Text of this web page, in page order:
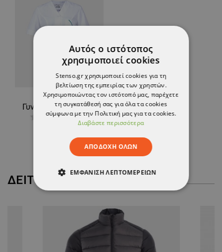
Γυναικεία Ιατρική Μπλούζα άσπρο M11
ΔΕΊΤΕ ΠΕΡΙΣΣΌΤΕΡΑ
Αυτός ο ιστότοπος
χρησιμοποιεί cookies
Stenso.gr χρησιμοποιεί cookies για τη
βελτίωση της εμπειρίας των χρηστών.
Χρησιμοποιώντας τον ιστότοπό μας, παρέχετε
τη συγκατάθεσή σας για όλα τα cookies
σύμφωνα με την Πολιτική μας για τα cookies.
Διαβάστε περισσότερα
ΑΠΟΔΟΧΉ ΌΛΩΝ
ΕΜΦΆΝΙΣΗ ΛΕΠΤΟΜΕΡΕΙΏΝ
ΑΠΌΔΟΣΗΣ
ΛΕΙΤΟΥΡΓΙΚΌΤΗΤΑΣ